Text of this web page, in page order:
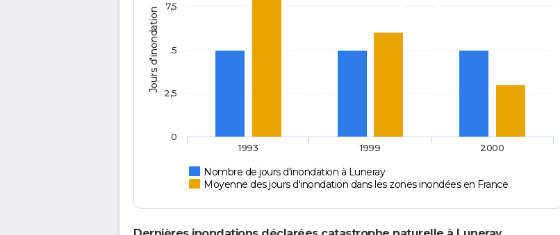
Jours d'inondation
Nombre de jours d'inondation à Luneray
Moyenne des jours d'inondation dans les zones inondées en France
1993 1999 2000
0
2,5
5
7,5